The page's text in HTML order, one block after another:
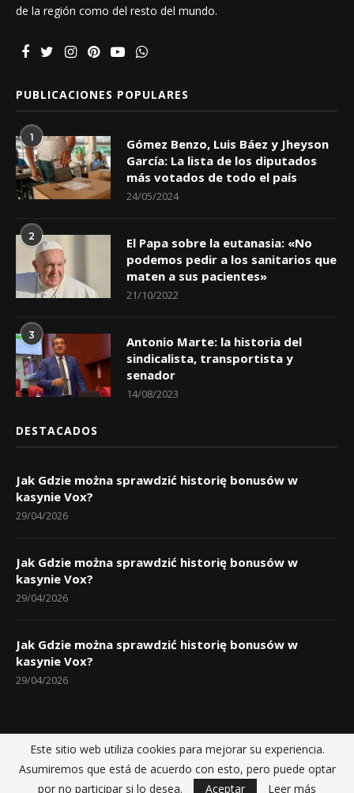
de la región como del resto del mundo.
PUBLICACIONES POPULARES
1
Gómez Benzo, Luis Báez y Jheyson
García: La lista de los diputados
más votados de todo el país
24/05/2024
2
El Papa sobre la eutanasia: «No
podemos pedir a los sanitarios que
maten a sus pacientes»
21/10/2022
3
Antonio Marte: la historia del
sindicalista, transportista y
senador
14/08/2023
DESTACADOS
Jak Gdzie można sprawdzić historię bonusów w
kasynie Vox?
29/04/2026
Jak Gdzie można sprawdzić historię bonusów w
kasynie Vox?
29/04/2026
Jak Gdzie można sprawdzić historię bonusów w
kasynie Vox?
29/04/2026
Inicio Políticas de privacidad Sobre nosotros Contactos
@2025 - Noticias Dajabon fue construida porDajao Productions
Este sitio web utiliza cookies para mejorar su experiencia.
Asumiremos que está de acuerdo con esto, pero puede optar
por no participar si lo desea.
Aceptar Leer más